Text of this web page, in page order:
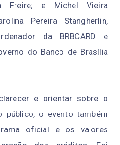
Freire; e Michel Vieira
Pereira Stangherlin,
da BRBCARD e
do Banco de Brasília
e orientar sobre o
público, o evento também
oficial e os valores